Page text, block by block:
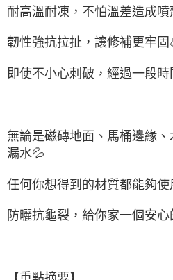
耐高溫耐凍，不怕溫差造成
韌性強抗拉扯，讓修補更牢固
即使不小心刺破，經過一段
無論是磁磚地面、馬桶邊緣
漏水💦
任何你想得到的材質都能夠使
防曬抗龜裂，給你家一個安